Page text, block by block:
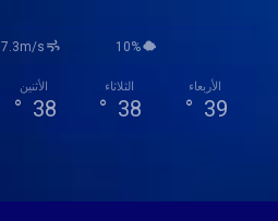
7.3m/s 10%
الأثنين
38
°
الثلاثاء
38
°
الأربعاء
39
°